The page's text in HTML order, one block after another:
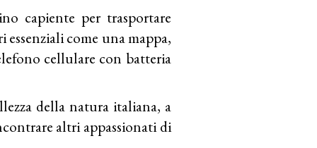
capiente per trasportare
come una mappa,
cellulare con batteria
della natura italiana, a
altri appassionati di